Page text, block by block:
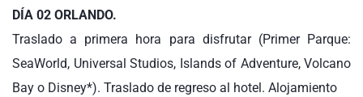
DÍA 02 ORLANDO.
Traslado a primera hora para disfrutar (Primer Parque:
SeaWorld, Universal Studios, Islands of Adventure, Volcano
Bay o Disney*). Traslado de regreso al hotel. Alojamiento